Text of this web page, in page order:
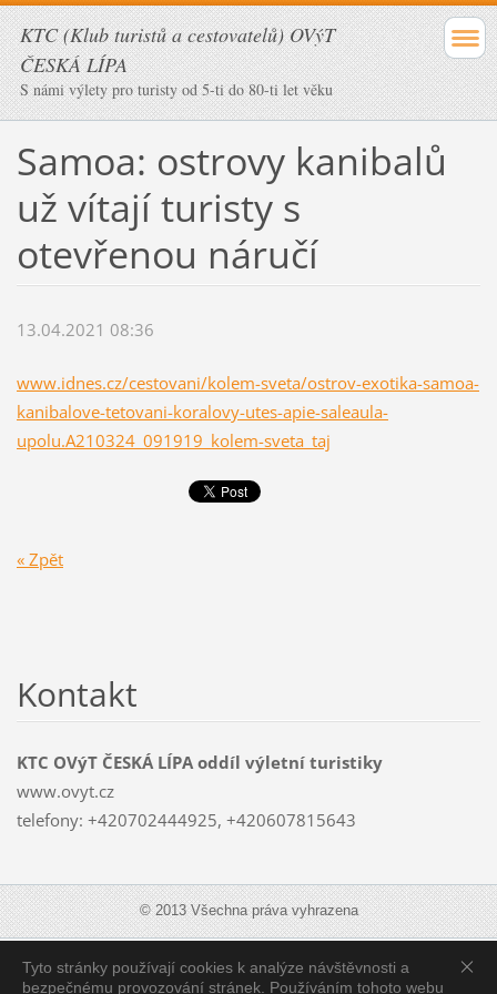
KTC (Klub turistů a cestovatelů) OVýT
ČESKÁ LÍPA
S námi výlety pro turisty od 5-ti do 80-ti let věku
Samoa: ostrovy kanibalů
už vítají turisty s
otevřenou náručí
13.04.2021 08:36
www.idnes.cz/cestovani/kolem-sveta/ostrov-exotika-samoa-
kanibalove-tetovani-koralovy-utes-apie-saleaula-
upolu.A210324_091919_kolem-sveta_taj
« Zpět
Tyto stránky používají cookies k analýze návštěvnosti a
bezpečnému provozování stránek. Používáním tohoto webu
Kontakt
KTC OVýT ČESKÁ LÍPA oddíl výletní turistiky
www.ovyt.cz
telefony: +420702444925, +420607815643
© 2013 Všechna práva vyhrazena
Zobrazit:Mobilní verzi|Standardní verzi